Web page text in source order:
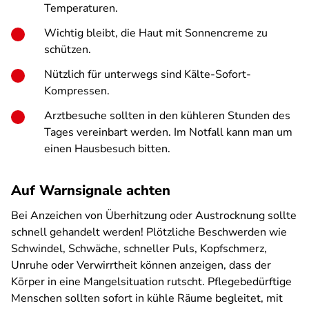
Temperaturen.
Wichtig bleibt, die Haut mit Sonnencreme zu
schützen.
Nützlich für unterwegs sind Kälte-Sofort-
Kompressen.
Arztbesuche sollten in den kühleren Stunden des
Tages vereinbart werden. Im Notfall kann man um
einen Hausbesuch bitten.
Auf Warnsignale achten
Bei Anzeichen von Überhitzung oder Austrocknung sollte
schnell gehandelt werden! Plötzliche Beschwerden wie
Schwindel, Schwäche, schneller Puls, Kopfschmerz,
Unruhe oder Verwirrtheit können anzeigen, dass der
Körper in eine Mangelsituation rutscht. Pflegebedürftige
Menschen sollten sofort in kühle Räume begleitet, mit